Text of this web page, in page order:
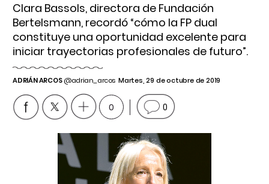
Clara Bassols, directora de Fundación
Bertelsmann, recordó “cómo la FP dual
constituye una oportunidad excelente para
iniciar trayectorias profesionales de futuro”.
ADRIÁN ARCOS@adrian_arcos Martes, 29 de octubre de 2019
0 0